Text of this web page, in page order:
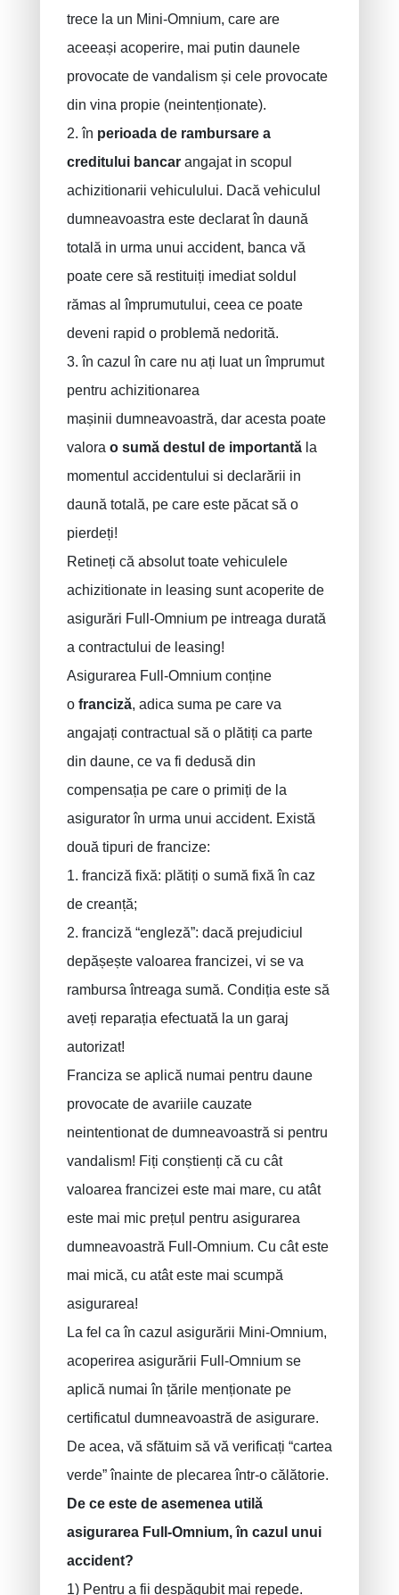
trece la un Mini-Omnium, care are
aceeași acoperire, mai putin daunele
provocate de vandalism și cele provocate
din vina propie (neintenționate).
2. în perioada de rambursare a
creditului bancarangajat in scopul
achizitionarii vehiculului. Dacă vehiculul
dumneavoastra este declarat în daună
totală in urma unui accident, banca vă
poate cere să restituiți imediat soldul
rămas al împrumutului, ceea ce poate
deveni rapid o problemă nedorită.
3. în cazul în care nu ați luat un împrumut
pentru achizitionarea
mașinii dumneavoastră, dar acesta poate
valora o sumă destul de importantăla
momentul accidentului si declarării in
daună totală, pe care este păcat să o
pierdeți!
Retineți că absolut toate vehiculele
achizitionate in leasing sunt acoperite de
asigurări Full-Omnium pe intreaga durată
a contractului de leasing!
Asigurarea Full-Omnium conține
o franciză, adica suma pe care va
angajați contractual să o plătiți ca parte
din daune, ce va fi dedusă din
compensația pe care o primiți de la
asigurator în urma unui accident. Există
două tipuri de francize:
1. franciză fixă: plătiți o sumă fixă ​​în caz
de creanță;
2. franciză “engleză”: dacă prejudiciul
depășește valoarea francizei, vi se va
rambursa întreaga sumă. Condiția este să
aveți reparația efectuată la un garaj
autorizat!
Franciza se aplică numai pentru daune
provocate de avariile cauzate
neintentionat de dumneavoastră si pentru
vandalism! Fiți conștienți că cu cât
valoarea francizei este mai mare, cu atât
este mai mic prețul pentru asigurarea
dumneavoastră Full-Omnium. Cu cât este
mai mică, cu atât este mai scumpă
asigurarea!
La fel ca în cazul asigurării Mini-Omnium,
acoperirea asigurării Full-Omnium se
aplică numai în țările menționate pe
certificatul dumneavoastră de asigurare.
De acea, vă sfătuim să vă verificați “cartea
verde” înainte de plecarea într-o călătorie.
De ce este de asemenea utilă
asigurarea Full-Omnium, în cazul unui
accident?
1) Pentru a fii despăgubit mai repede.